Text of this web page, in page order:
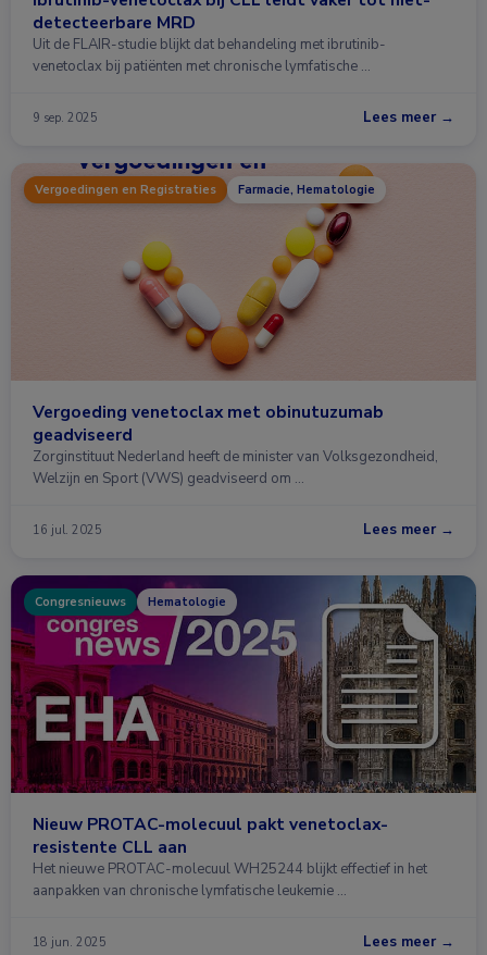
detecteerbare MRD
Uit de FLAIR-studie blijkt dat behandeling met ibrutinib-
venetoclax bij patiënten met chronische lymfatische …
9 sep. 2025 Lees meer →
Vergoedingen en Registraties Farmacie, Hematologie
Vergoeding venetoclax met obinutuzumab
geadviseerd
Zorginstituut Nederland heeft de minister van Volksgezondheid,
Welzijn en Sport (VWS) geadviseerd om …
16 jul. 2025 Lees meer →
Congresnieuws Hematologie
Nieuw PROTAC-molecuul pakt venetoclax-
resistente CLL aan
Het nieuwe PROTAC-molecuul WH25244 blijkt effectief in het
aanpakken van chronische lymfatische leukemie …
18 jun. 2025 Lees meer →